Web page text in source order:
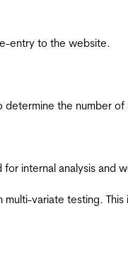
entry to the website.
the number
internal analysis and
variate testing.